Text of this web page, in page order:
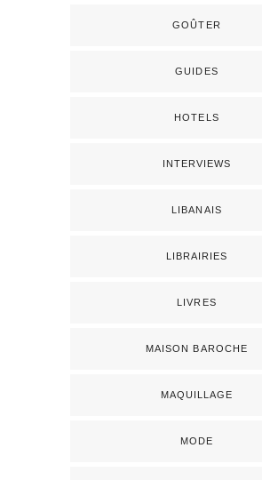
GOÛTER
GUIDES
HOTELS
INTERVIEWS
LIBANAIS
LIBRAIRIES
LIVRES
MAISON BAROCHE
MAQUILLAGE
MODE